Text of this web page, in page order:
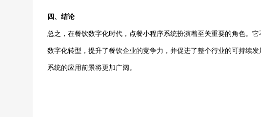
四、结论
总之，在餐饮数字化时代，点餐小程序系统扮演着至关重要的角色。
数字化转型，提升了餐饮企业的竞争力，并促进了整个行业的可持续
系统的应用前景将更加广阔。